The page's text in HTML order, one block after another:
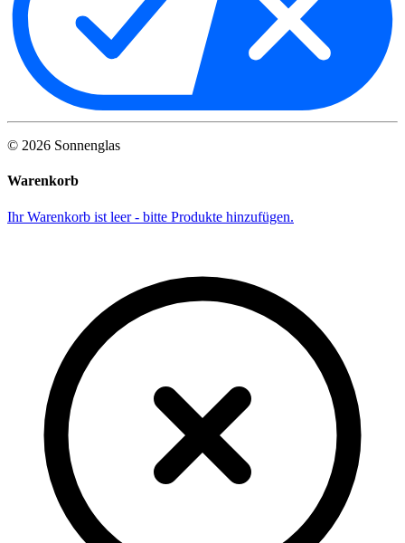
© 2026 Sonnenglas
Warenkorb
Ihr Warenkorb ist leer - bitte Produkte hinzufügen.